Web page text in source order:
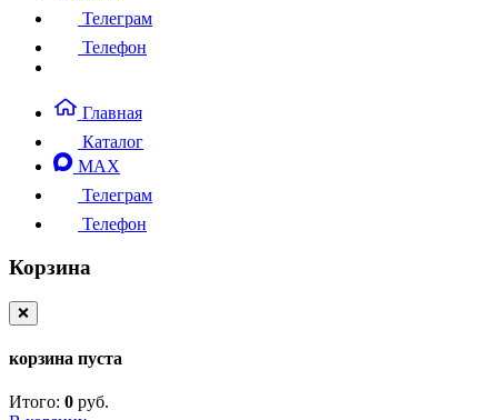
Телеграм
Телефон
Главная
Каталог
MAX
Телеграм
Телефон
Корзина
❌
корзина пуста
Итого: 0 руб.